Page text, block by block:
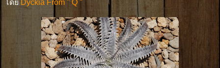
โดย Dyckia From " Q "